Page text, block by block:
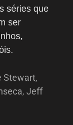
séries que
ser
Stewart,
, Jeff